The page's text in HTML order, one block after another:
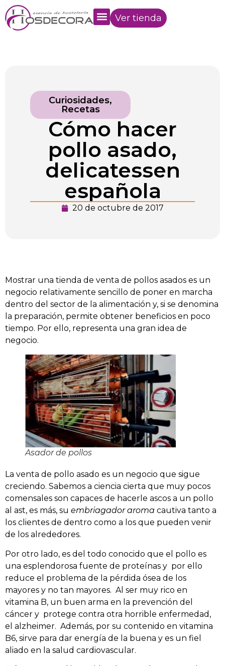
Ver tienda
Curiosidades,
Recetas
Cómo hacer
pollo asado,
delicatessen
española
20 de octubre de 2017
Mostrar una tienda de venta de pollos asados es un
negocio relativamente sencillo de poner en marcha
dentro del sector de la alimentación y, si se denomina
la preparación, permite obtener beneficios en poco
tiempo. Por ello, representa una gran idea de
negocio.
Asador de pollos
La venta de pollo asado es un negocio que sigue
creciendo. Sabemos a ciencia cierta que muy pocos
comensales son capaces de hacerle ascos a un pollo
al ast, es más, su embriagador aroma cautiva tanto a
los clientes de dentro como a los que pueden venir
de los alrededores.
Por otro lado, es del todo conocido que el pollo es
una esplendorosa fuente de proteínas y por ello
reduce el problema de la pérdida ósea de los
mayores y no tan mayores. Al ser muy rico en
vitamina B, un buen arma en la prevención del
cáncer y protege contra otra horrible enfermedad,
el alzheimer. Además, por su contenido en vitamina
B6, sirve para dar energía de la buena y es un fiel
aliado en la salud cardiovascular.